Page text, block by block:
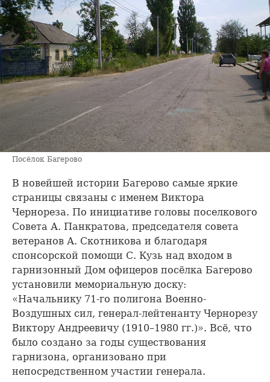
Посёлок Багерово
В новейшей истории Багерово самые яркие
страницы связаны с именем Виктора
Чернореза. По инициативе головы поселкового
Совета А. Панкратова, председателя совета
ветеранов А. Скотникова и благодаря
спонсорской помощи С. Кузь над входом в
гарнизонный Дом офицеров посёлка Багерово
установили мемориальную доску:
«Начальнику 71-го полигона Военно-
Воздушных сил, генерал-лейтенанту Чернорезу
Виктору Андреевичу (1910–1980 гг.)». Всё, что
было создано за годы существования
гарнизона, организовано при
непосредственном участии генерала.